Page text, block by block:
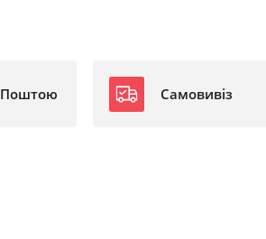
Поштою Самовивіз